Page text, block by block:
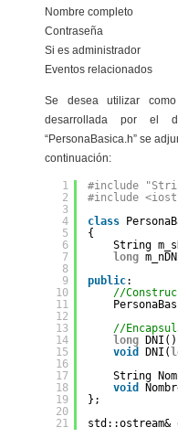
Nombre completo
Contraseña
Si es administrador
Eventos relacionados
Se desea utilizar
desarrollada por el
“PersonaBasica.h” se
continuación:
1
2
3
4
5
6
7
8
9
10
11
12
13
14
15
16
17
18
19
20
21
#include
#include
class
{
String
long
public:
//
//
long
DNI()
void
DNI(
String
void
};
std::ostream&